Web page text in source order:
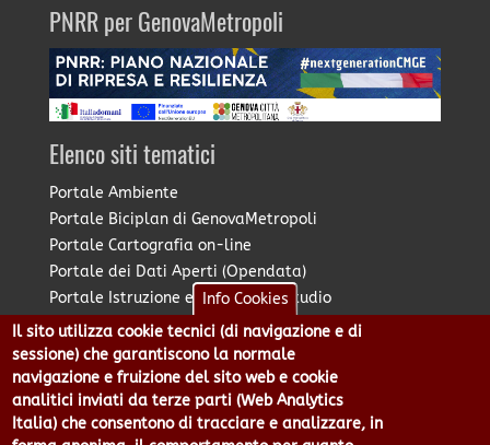
PNRR per GenovaMetropoli
Elenco siti tematici
Portale Ambiente
Portale Biciplan di GenovaMetropoli
Portale Cartografia on-line
Portale dei Dati Aperti (Opendata)
Portale Istruzione e Diritto allo Studio
Portale Marketing Territoriale
Portale Piano Strategico Metropolitano
Portale PUMS di GenovaMetropoli
Portale Stazione Unica Appaltante
Pratico: procedimenti e istanze online
Info Cookies
Il sito utilizza cookie tecnici (di navigazione e di
sessione) che garantiscono la normale
navigazione e fruizione del sito web e cookie
analitici inviati da terze parti (Web Analytics
Italia) che consentono di tracciare e analizzare, in